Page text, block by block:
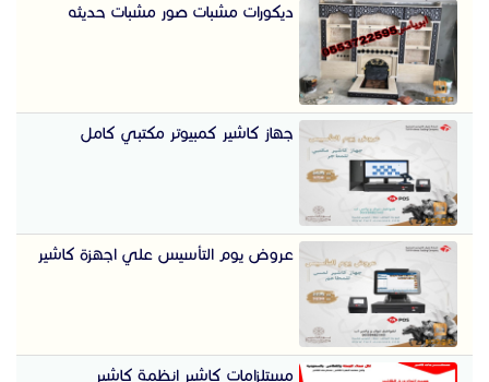
ديكورات مشبات صور مشبات حديثه
جهاز كاشير كمبيوتر مكتبي كامل
عروض يوم التأسيس علي اجهزة كاشير
مستلزامات كاشير انظمة كاشير